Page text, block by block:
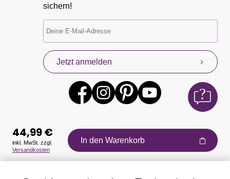
sichern!
Jetzt anmelden
Auszeichnungen
44,99 €
inkl. MwSt. zzgl.
Versandkosten
In den Warenkorb